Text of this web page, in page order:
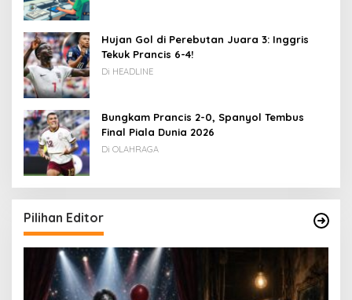
Hujan Gol di Perebutan Juara 3: Inggris
Tekuk Prancis 6-4!
Di HEADLINE
Bungkam Prancis 2-0, Spanyol Tembus
Final Piala Dunia 2026
Di OLAHRAGA
Pilihan Editor